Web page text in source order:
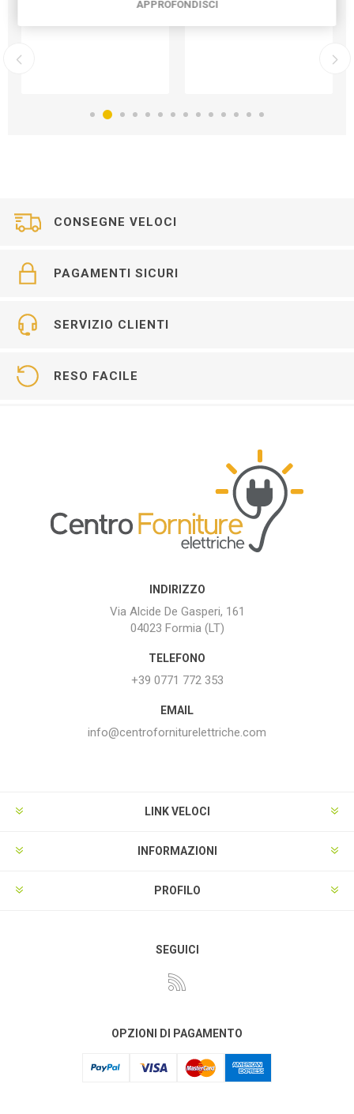
CONSEGNE VELOCI
PAGAMENTI SICURI
SERVIZIO CLIENTI
RESO FACILE
INDIRIZZO
Via Alcide De Gasperi, 161
04023 Formia (LT)
TELEFONO
+39 0771 772 353
EMAIL
info@centroforniturelettriche.com
LINK VELOCI
INFORMAZIONI
PROFILO
SEGUICI
OPZIONI DI PAGAMENTO
APPROFONDISCI